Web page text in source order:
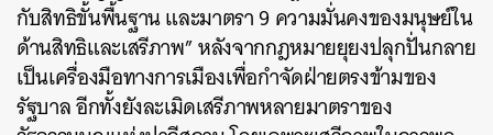
กับสิทธิขั้นพื้นฐาน และมาตรา 9 ความมั่นคงของมนุษย์ใน
ด้านสิทธิและเสรีภาพ” หลังจากกฎหมายยุยงปลุกปั่นกลาย
เป็นเครื่องมือทางการเมืองเพื่อกำจัดฝ่ายตรงข้ามของ
รัฐบาล อีกทั้งยังละเมิดเสรีภาพหลายมาตราของ